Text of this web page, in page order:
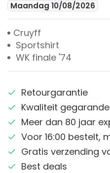
Maandag 10/08/2026
Cruyff
Sportshirt
WK finale '74
Retourgarantie
Kwaliteit
Meer dan 80 jaar
Voor 16:00 bestelt,
Gratis verzending
Best deals